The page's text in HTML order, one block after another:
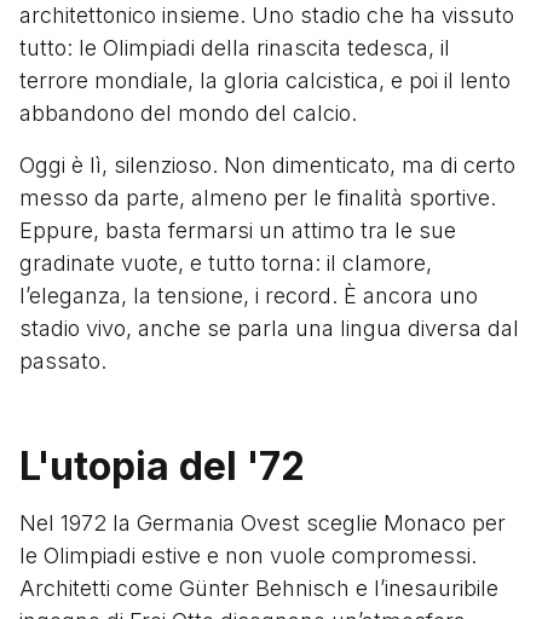
architettonico insieme. Uno stadio che ha vissuto
tutto: le Olimpiadi della rinascita tedesca, il
terrore mondiale, la gloria calcistica, e poi il lento
abbandono del mondo del calcio.
Oggi è lì, silenzioso. Non dimenticato, ma di certo
messo da parte, almeno per le finalità sportive.
Eppure, basta fermarsi un attimo tra le sue
gradinate vuote, e tutto torna: il clamore,
l’eleganza, la tensione, i record. È ancora uno
stadio vivo, anche se parla una lingua diversa dal
passato.
L'utopia del '72
Nel 1972 la Germania Ovest sceglie Monaco per
le Olimpiadi estive e non vuole compromessi.
Architetti come Günter Behnisch e l’inesauribile